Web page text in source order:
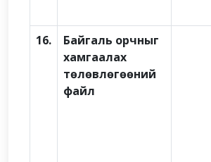
16.
Байгаль орчныг
хамгаалах
төлөвлөгөөний
файл